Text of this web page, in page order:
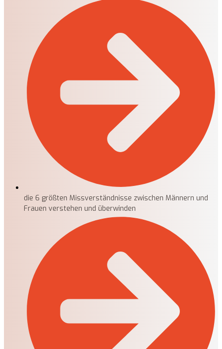
die 6 größten Missverständnisse zwischen Männern und
Frauen verstehen und überwinden